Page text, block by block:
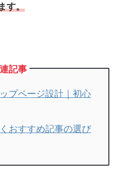
す。
記事
プページ設計｜初心
おすすめ記事の選び